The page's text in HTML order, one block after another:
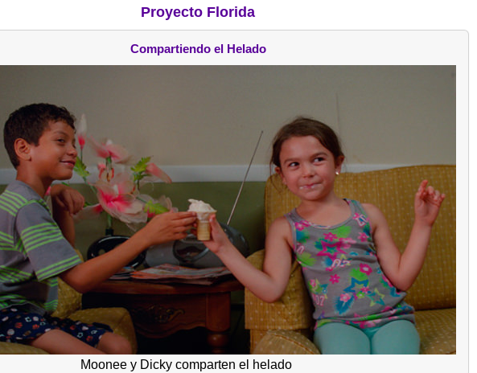
Proyecto Florida
Compartiendo el Helado
Moonee y Dicky comparten el helado